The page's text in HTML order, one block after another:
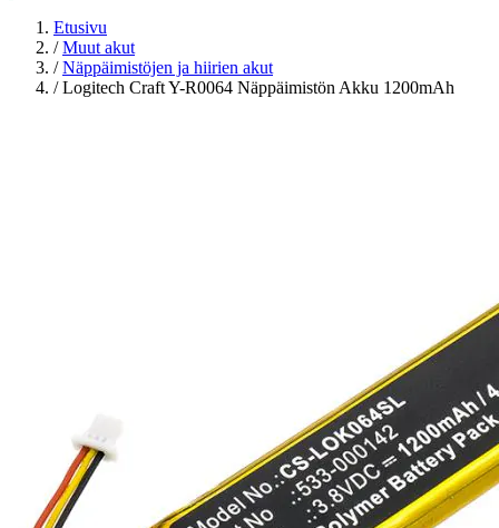
Etusivu
/ Muut akut
/ Näppäimistöjen ja hiirien akut
/ Logitech Craft Y-R0064 Näppäimistön Akku 1200mAh